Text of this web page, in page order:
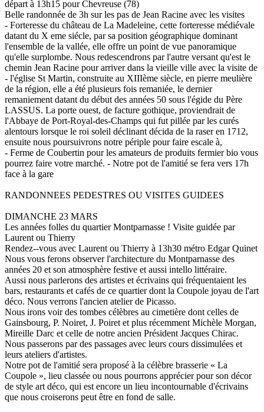
départ à 13h15 pour Chevreuse (78)
Belle randonnée de 3h sur les pas de Jean Racine avec les visites
- Forteresse du château de La Madeleine, cette forteresse médiévale
datant du X eme siécle, par sa position géographique dominant
l'ensemble de la vallée, elle offre un point de vue panoramique
qu'elle surplombe. Nous redescendrons par l'autre versant qu'est le
chemin Jean Racine pour arriver dans la vieille ville avec la visite de
- l'église St Martin, construite au XIIIème siècle, en pierre meulière
de la région, elle a été plusieurs fois remaniée, le dernier
remaniement datant du début des années 50 sous l'égide du Père
LASSUS. La porte ouest, de facture gothique, proviendrait de
l'Abbaye de Port-Royal-des-Champs qui fut pillée par les curés
alentours lorsque le roi soleil déclinant décida de la raser en 1712,
ensuite nous poursuivrons notre périple pour faire escale à,
- Ferme de Coubertin pour les amateurs de produits fermier bio vous
pourrez faire votre marché. - Notre pot de l'amitié se fera vers 17h
face à la gare
RANDONNEES PEDESTRES OU VISITES GUIDEES
DIMANCHE 23 MARS
Les années folles du quartier Montparnasse ! Visite guidée par
Laurent ou Thierry
Rendez--vous avec Laurent ou Thierry à 13h30 métro Edgar Quinet
Nous vous ferons observer l'architecture du Montparnasse des
années 20 et son atmosphère festive et aussi intello littéraire.
Aussi nous parlerons des artistes et écrivains qui fréquentaient les
bars, restaurants et cafés de ce quartier dont la Coupole joyau de l'art
déco. Nous verrons l'ancien atelier de Picasso.
Nous irons voir des tombes célèbres au cimetière dont celles de
Gainsbourg, P. Noiret, J. Poiret et plus récemment Michèle Morgan,
Mireille Darc et celle de notre ancien Président Jacques Chirac.
Nous passerons par des passages avec leurs cours dissimulées et
leurs ateliers d'artistes.
Notre pot de l'amitié sera proposé à la célèbre brasserie « La
Coupole », lieu classée ou nous pourrons apprécier pour son décor
de style art déco, qui est encore un lieu incontournable d'écrivains
que nous croiserons peut être en fond de salle.